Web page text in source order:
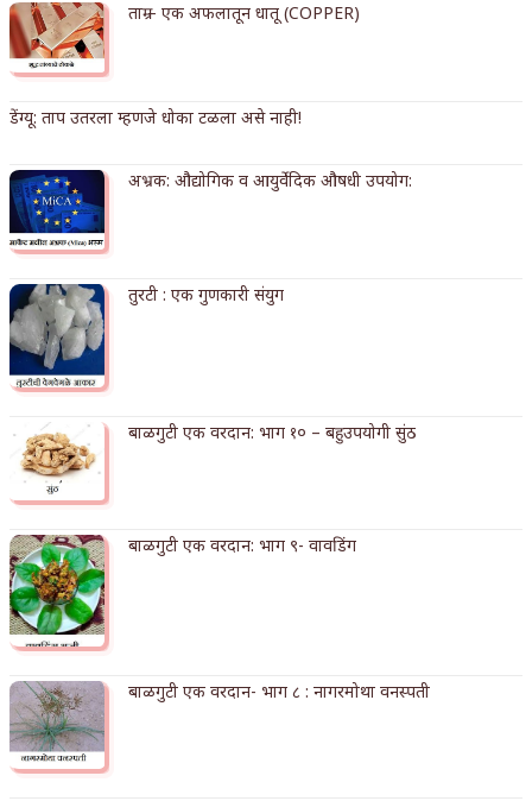
काळजाचे प्रेत
चमकदार चांदी
सुवर्ण – झळाळी
ताम्र – एक अफलातून धातू (COPPER)
डेंग्यू: ताप उतरला म्हणजे धोका टळला असे नाही!
अभ्रक: औद्योगिक व आयुर्वेदिक औषधी उपयोग:
तुरटी : एक गुणकारी संयुग
बाळगुटी एक वरदान: भाग १० – बहुउपयोगी सुंठ
बाळगुटी एक वरदान: भाग ९- वावडिंग
बाळगुटी एक वरदान- भाग ८ : नागरमोथा वनस्पती